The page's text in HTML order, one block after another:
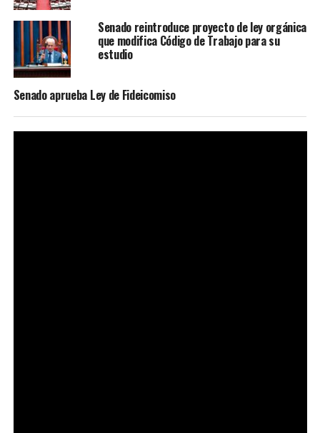
Senado reintroduce proyecto de ley orgánica
que modifica Código de Trabajo para su
estudio
Senado aprueba Ley de Fideicomiso